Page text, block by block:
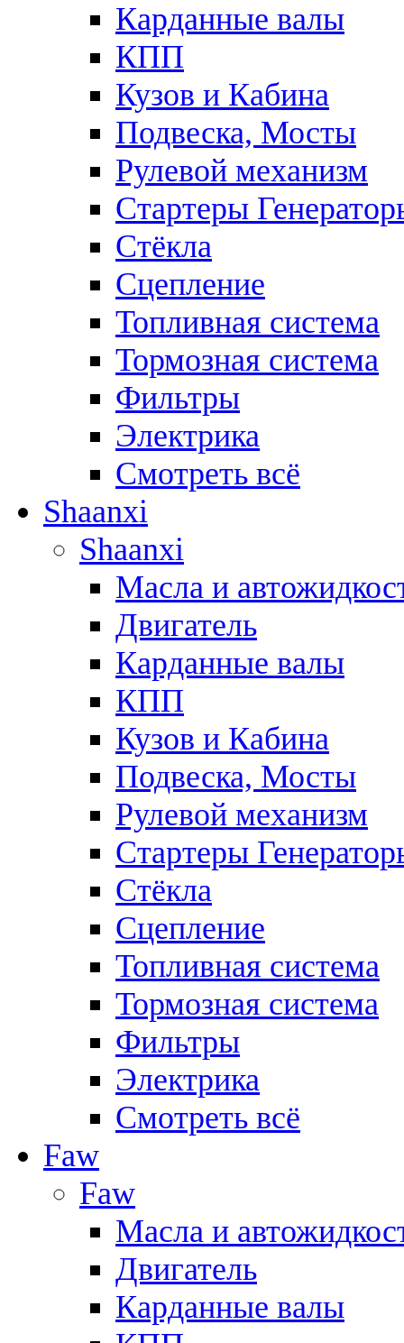
Карданные валы
КПП
Кузов и Кабина
Подвеска, Мосты
Рулевой механизм
Стартеры
Стёкла
Сцепление
Топливная система
Тормозная система
Фильтры
Электрика
Смотреть всё
Shaanxi
Shaanxi
Масла и
Двигатель
Карданные валы
КПП
Кузов и Кабина
Подвеска, Мосты
Рулевой механизм
Стартеры
Стёкла
Сцепление
Топливная система
Тормозная система
Фильтры
Электрика
Смотреть всё
Faw
Faw
Масла и
Двигатель
Карданные валы